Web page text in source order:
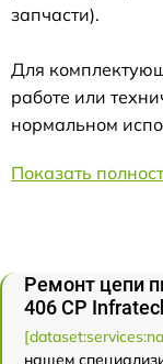
запчасти).
Для
работе или
нормальном
Показать
Ремонт цепи
406 СР
нашем